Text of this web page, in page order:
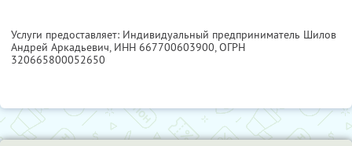
Услуги предоставляет: Индивидуальный предприниматель Шилов
Андрей Аркадьевич, ИНН 667700603900, ОГРН
320665800052650